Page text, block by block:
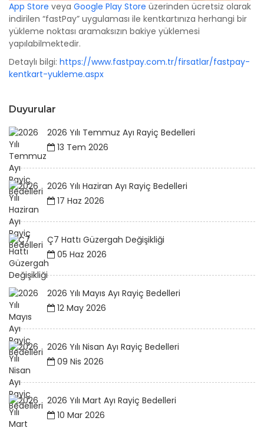
App Store veya Google Play Store üzerinden ücretsiz olarak
indirilen “fastPay” uygulaması ile kentkartınıza herhangi bir
yükleme noktası aramaksızın bakiye yüklemesi
yapılabilmektedir.
Detaylı bilgi: https://www.fastpay.com.tr/firsatlar/fastpay-
kentkart-yukleme.aspx
Duyurular
2026 Yılı Temmuz Ayı Rayiç Bedelleri
13 Tem 2026
2026 Yılı Haziran Ayı Rayiç Bedelleri
17 Haz 2026
Ç7 Hattı Güzergah Değişikliği
05 Haz 2026
2026 Yılı Mayıs Ayı Rayiç Bedelleri
12 May 2026
2026 Yılı Nisan Ayı Rayiç Bedelleri
09 Nis 2026
2026 Yılı Mart Ayı Rayiç Bedelleri
10 Mar 2026